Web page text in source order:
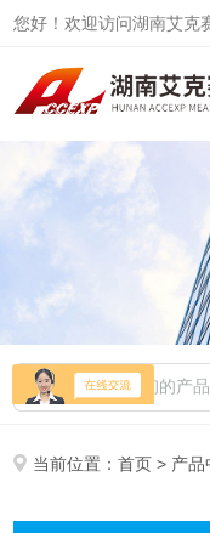
您好！欢迎访问湖南艾克
当前位置：首页 > 产品